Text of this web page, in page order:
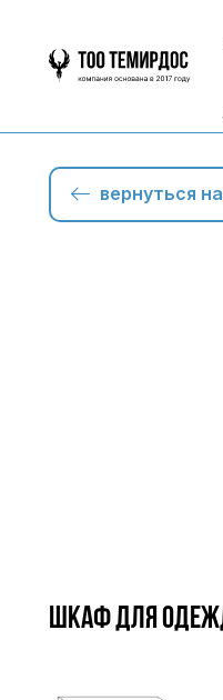
вернуться
Шкаф для